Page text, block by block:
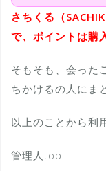
さちくる（
で、ポイントは購
そもそも、会った
ちかけるの人にま
以上のことから利
管理人topi